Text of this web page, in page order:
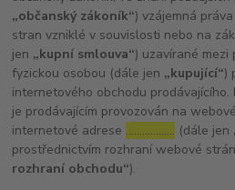
„občanský zákoník“) vzájemná
stran vzniklé v souvislosti nebo na
jen „kupní smlouva“) uzavírané mezi
fyzickou osobou (dále jen „kupující“)
internetového obchodu
je prodávajícím provozován na
internetové adrese ……………… (dále jen
prostřednictvím rozhraní webové
rozhraní obchodu“).